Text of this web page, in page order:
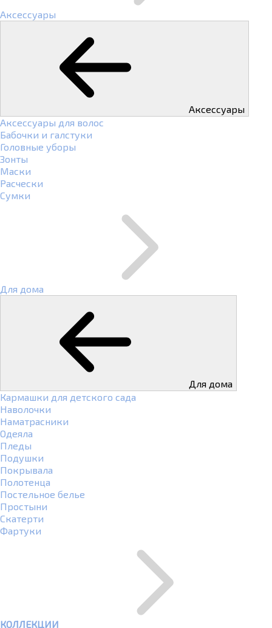
Аксессуары
Аксессуары
Аксессуары для волос
Бабочки и галстуки
Головные уборы
Зонты
Маски
Расчески
Сумки
Для дома
Для дома
Кармашки для детского сада
Наволочки
Наматрасники
Одеяла
Пледы
Подушки
Покрывала
Полотенца
Постельное белье
Простыни
Скатерти
Фартуки
КОЛЛЕКЦИИ